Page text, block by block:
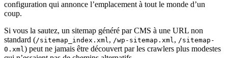
configuration qui annonce l’emplacement à tout le monde d’un
coup.
Si vous la sautez, un sitemap généré par CMS à une URL non
standard (/sitemap_index.xml, /wp-sitemap.xml, /sitemap-
0.xml) peut ne jamais être découvert par les crawlers plus modestes